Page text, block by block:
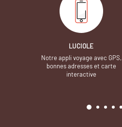
LUCIOLE
Notre appli voyage avec GPS,
bonnes adresses et carte
interactive